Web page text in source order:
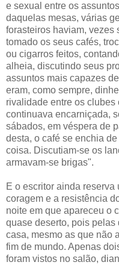
e sexual entre os
daquelas mesas, várias
forasteiros haviam, vezes
tomado os seus cafés,
ou cigarros feitos,
alheia, discutindo seus
assuntos mais capazes
eram, como sempre,
rivalidade entre os clubes
continuava encarniçada,
sábados, em véspera de
desta, o café se enchia
coisa. Discutiam-se os
armavam-se brigas".
E o escritor ainda reserva
coragem e a resistência
noite em que apareceu o
quase deserto, pois
casa, mesmo as que não
fim de mundo. Apenas
foram vistos no salão,